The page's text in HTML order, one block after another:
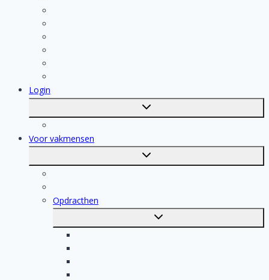
Login
Toggle
submenu
Voor vakmensen
Toggle
Opdracthen
Toggle